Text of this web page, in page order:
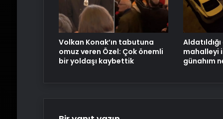
Volkan Konak’ın tabutuna
omuz veren Özel: Çok önemli
bir yoldaşı kaybettik
mahalleyi
günahım